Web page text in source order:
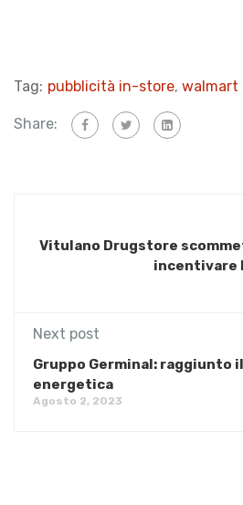
Tag: pubblicità in-store, walmart
Share:
​Vitulano Drugstore
incentivare
Next post
​Gruppo Germinal: raggiunto
energetica
Agosto 2, 2023